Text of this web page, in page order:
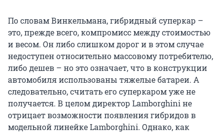
По словам Винкельмана, гибридный суперкар –
это, прежде всего, компромисс между стоимостью
и весом. Он либо слишком дорог и в этом случае
недоступен относительно массовому потребителю,
либо дешев – но это означает, что в конструкции
автомобиля использованы тяжелые батареи. А
следовательно, считать его суперкаром уже не
получается. В целом директор Lamborghini не
отрицает возможности появления гибридов в
модельной линейке Lamborghini. Однако, как